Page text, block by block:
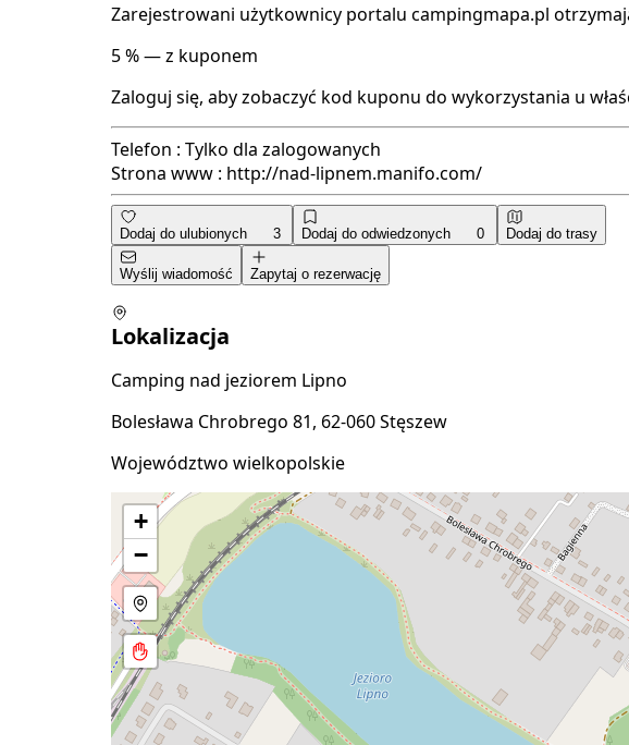
Zarejestrowani użytkownicy portalu campingmapa.pl
5 % — z kuponem
Zaloguj się, aby zobaczyć kod kuponu do wykorzystania u
Telefon : Tylko dla zalogowanych
Strona www : http://nad-lipnem.manifo.com/
Dodaj do ulubionych 3 Dodaj do odwiedzonych 0 Dodaj do trasy
Wyślij wiadomość Zapytaj o rezerwację
Lokalizacja
Camping nad jeziorem Lipno
Bolesława Chrobrego 81, 62-060 Stęszew
Województwo wielkopolskie
+
−